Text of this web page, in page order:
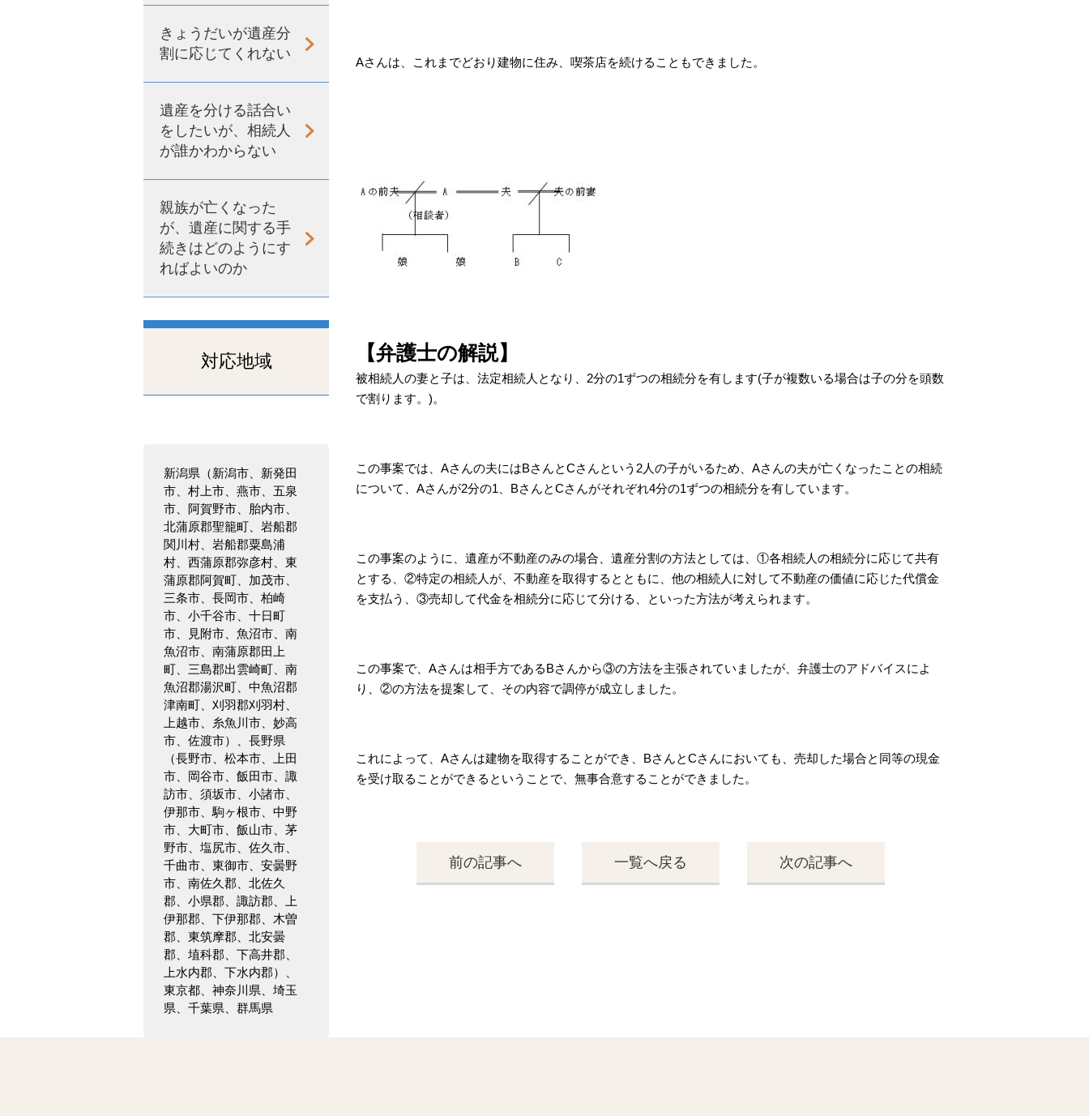
Aさんは、これまでどおり建物に住み、喫茶店を続けることもできました。
【弁護士の解説】
被相続人の妻と子は、法定相続人となり、2分の1ずつの相続分を有します(子が複数いる場合は子の分を頭数
で割ります。)。
この事案では、Aさんの夫にはBさんとCさんという2人の子がいるため、Aさんの夫が亡くなったことの相続
について、Aさんが2分の1、BさんとCさんがそれぞれ4分の1ずつの相続分を有しています。
この事案のように、遺産が不動産のみの場合、遺産分割の方法としては、①各相続人の相続分に応じて共有
とする、②特定の相続人が、不動産を取得するとともに、他の相続人に対して不動産の価値に応じた代償金
を支払う、③売却して代金を相続分に応じて分ける、といった方法が考えられます。
この事案で、Aさんは相手方であるBさんから③の方法を主張されていましたが、弁護士のアドバイスによ
り、②の方法を提案して、その内容で調停が成立しました。
これによって、Aさんは建物を取得することができ、BさんとCさんにおいても、売却した場合と同等の現金
を受け取ることができるということで、無事合意することができました。
前の記事へ 一覧へ戻る 次の記事へ
きょうだいが遺産分
割に応じてくれない
遺産を分ける話合い
をしたいが、相続人
が誰かわからない
親族が亡くなった
が、遺産に関する手
続きはどのようにす
ればよいのか
対応地域
新潟県（新潟市、新発田
市、村上市、燕市、五泉
市、阿賀野市、胎内市、
北蒲原郡聖籠町、岩船郡
関川村、岩船郡粟島浦
村、西蒲原郡弥彦村、東
蒲原郡阿賀町、加茂市、
三条市、長岡市、柏崎
市、小千谷市、十日町
市、見附市、魚沼市、南
魚沼市、南蒲原郡田上
町、三島郡出雲崎町、南
魚沼郡湯沢町、中魚沼郡
津南町、刈羽郡刈羽村、
上越市、糸魚川市、妙高
市、佐渡市）、長野県
（長野市、松本市、上田
市、岡谷市、飯田市、諏
訪市、須坂市、小諸市、
伊那市、駒ヶ根市、中野
市、大町市、飯山市、茅
野市、塩尻市、佐久市、
千曲市、東御市、安曇野
市、南佐久郡、北佐久
郡、小県郡、諏訪郡、上
伊那郡、下伊那郡、木曽
郡、東筑摩郡、北安曇
郡、埴科郡、下高井郡、
上水内郡、下水内郡）、
東京都、神奈川県、埼玉
県、千葉県、群馬県